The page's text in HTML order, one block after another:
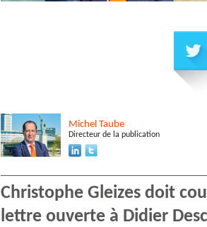
Michel Taube
Directeur de la publication
Christophe Gleizes doit
lettre ouverte à Didier